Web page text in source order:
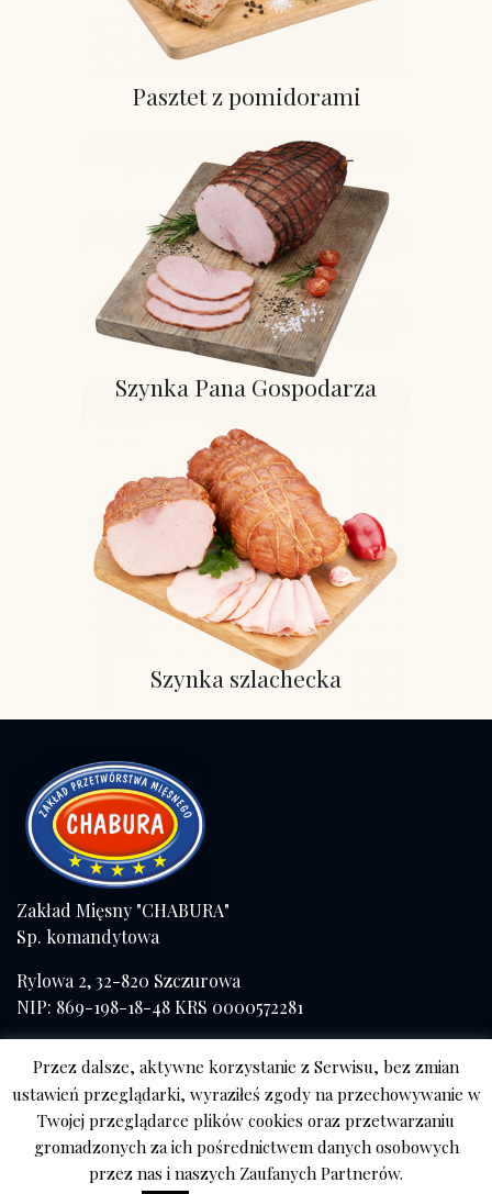
Pasztet z pomidorami
Szynka Pana Gospodarza
Szynka szlachecka
Zakład Mięsny "CHABURA"
Sp. komandytowa
Rylowa 2, 32-820 Szczurowa
NIP: 869-198-18-48 KRS 0000572281
kom. 508 056 084
Sklep Tarnów
ul. Mościckiego
667 788 740
Przez dalsze, aktywne korzystanie z Serwisu, bez zmian
ustawień przeglądarki, wyraziłeś zgody na przechowywanie w
Twojej przeglądarce plików cookies oraz przetwarzaniu
gromadzonych za ich pośrednictwem danych osobowych
przez nas i naszych Zaufanych Partnerów.